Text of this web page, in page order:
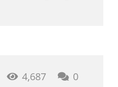
4,687 0